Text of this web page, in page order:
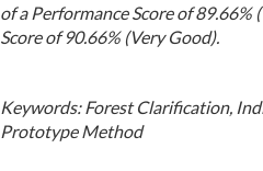
of a Performance Score of 89.66%
Score of 90.66% (Very Good).
Keywords:Forest Clarification,
Prototype Method